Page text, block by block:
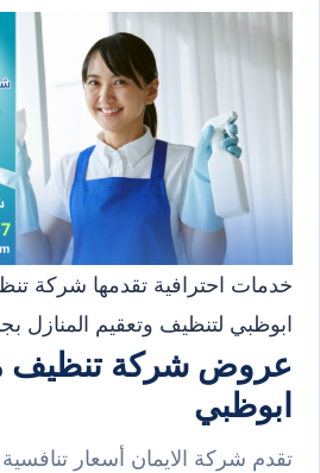
خدمات احترافية تقدمها شركة
ابوظبي لتنظيف وتعقيم المنازل
عروض شركة تنظيف
ابوظبي
تقدم شركة الايمان أسعار